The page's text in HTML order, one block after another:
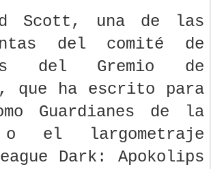
Scott, una de las
del comité de
del Gremio de
que ha escrito para
Guardianes de la
o el largometraje
Dark: Apokolips